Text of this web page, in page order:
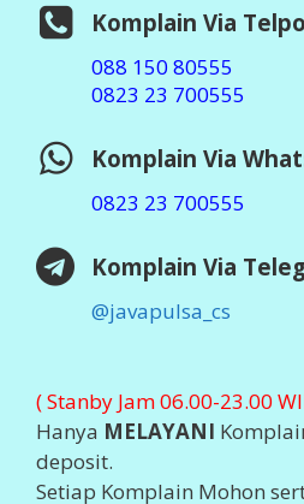
SIUP : 503/119x/41x/
TDP : 13.07.x4x.02270
Ditetapkan : Jember 2014
Software : Otomax
STATISTIK ONLINE
Visit Java Pulsa at Ping.sg
Top Sites
2026 ©JAVA PULSA MURAH
Eltama